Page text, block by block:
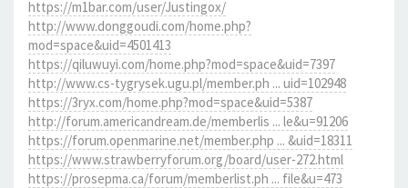
https://m1bar.com/user/Justingox/
http://www.donggoudi.com/home.php?
mod=space&uid=4501413
https://qiluwuyi.com/home.php?mod=space&uid=7397
http://www.cs-tygrysek.ugu.pl/member.ph ... uid=102948
https://3ryx.com/home.php?mod=space&uid=5387
http://forum.americandream.de/memberlis ... le&u=91206
https://forum.openmarine.net/member.php ... &uid=18311
https://www.strawberryforum.org/board/user-272.html
https://prosepma.ca/forum/memberlist.ph ... file&u=473